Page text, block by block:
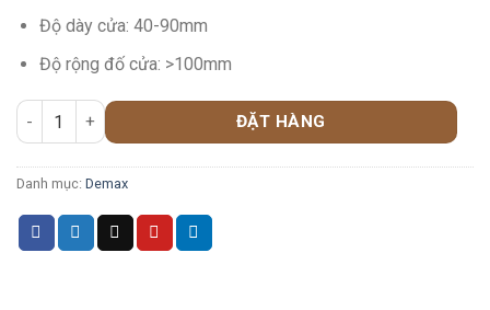
Độ dày cửa: 40-90mm
Độ rộng đố cửa: >100mm
ĐẶT HÀNG
Danh mục: Demax